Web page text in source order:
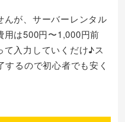
んが、サーバーレンタル
用は500円〜1,000円前
入力していくだけ♪ス
するので初心者でも安く